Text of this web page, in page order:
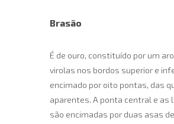
Brasão
É de ouro, constituído por um
virolas nos bordos superior e
encimado por oito pontas, das
aparentes. A ponta central e as
são encimadas por duas asas